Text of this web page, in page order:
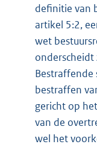
definitie van
artikel 5:2,
wet
onderscheidt
Bestraffende
bestraffen
gericht op
van de
wel het